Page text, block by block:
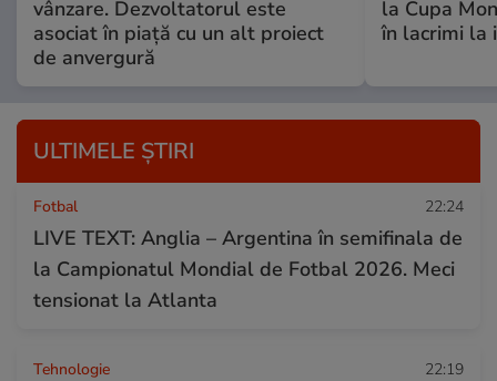
vânzare. Dezvoltatorul este
asociat în piață cu un alt proiect
de anvergură
la Cupa
în lacrimi la
ULTIMELE ȘTIRI
Fotbal 22:24
LIVE TEXT: Anglia – Argentina în semifinala de
la Campionatul Mondial de Fotbal 2026. Meci
tensionat la Atlanta
Tehnologie 22:19